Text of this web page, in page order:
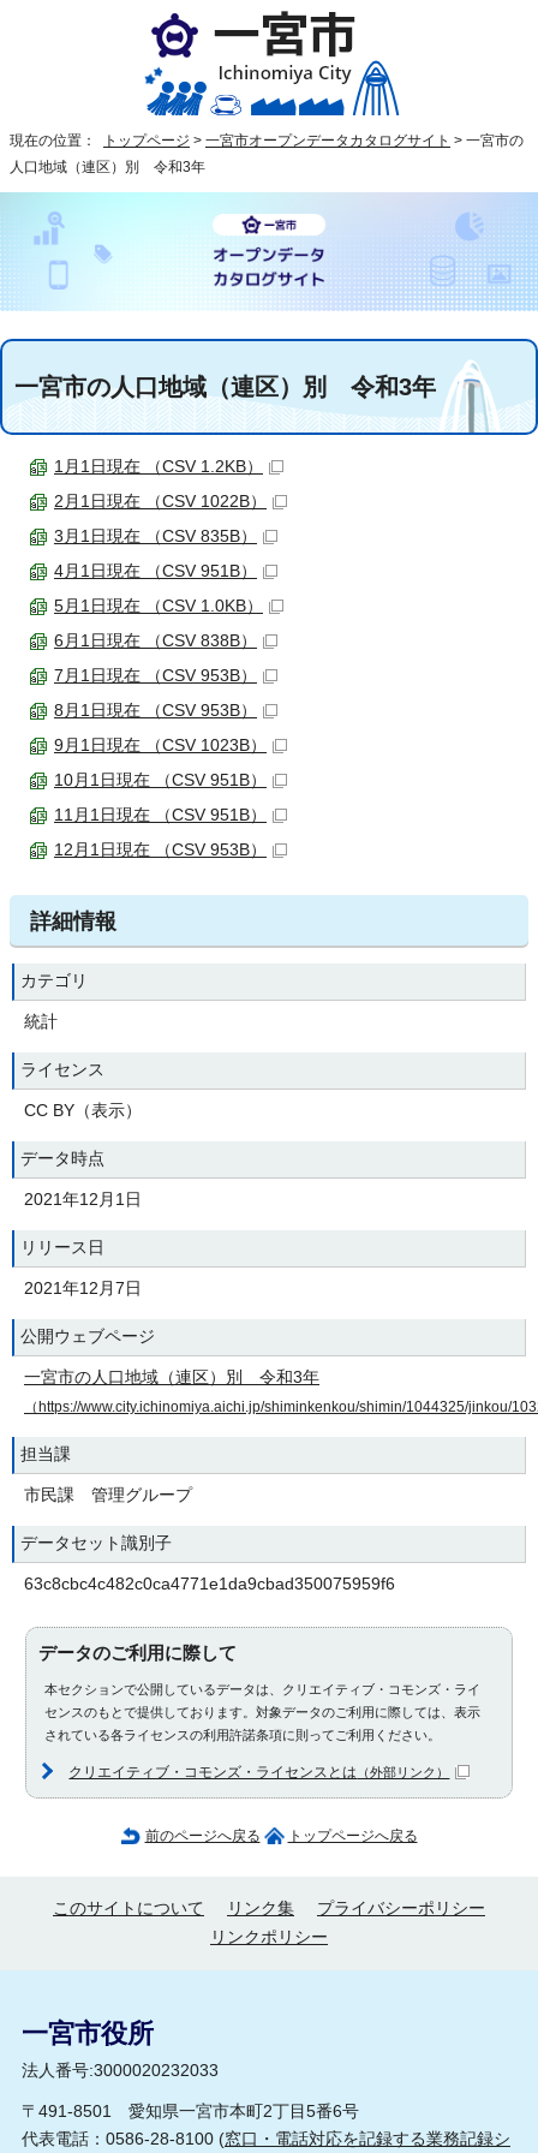
現在の位置： トップページ > 一宮市オープンデータカタログサイト > 一宮市の
人口地域（連区）別 令和3年
一宮市の人口地域（連区）別 令和3年
1月1日現在 （CSV 1.2KB）
2月1日現在 （CSV 1022B）
3月1日現在 （CSV 835B）
4月1日現在 （CSV 951B）
5月1日現在 （CSV 1.0KB）
6月1日現在 （CSV 838B）
7月1日現在 （CSV 953B）
8月1日現在 （CSV 953B）
9月1日現在 （CSV 1023B）
10月1日現在 （CSV 951B）
11月1日現在 （CSV 951B）
12月1日現在 （CSV 953B）
詳細情報
カテゴリ
統計
ライセンス
CC BY（表示）
データ時点
2021年12月1日
リリース日
2021年12月7日
公開ウェブページ
一宮市の人口地域（連区）別 令和3年
（https://www.city.ichinomiya.aichi.jp/shiminkenkou/shimin/1044325/jinkou/
担当課
市民課 管理グループ
データセット識別子
63c8cbc4c482c0ca4771e1da9cbad350075959f6
データのご利用に際して
本セクションで公開しているデータは、クリエイティブ・コモンズ・ライ
センスのもとで提供しております。対象データのご利用に際しては、表示
されている各ライセンスの利用許諾条項に則ってご利用ください。
クリエイティブ・コモンズ・ライセンスとは （外部リンク）
前のページへ戻る トップページへ戻る
このサイトについて リンク集
プライバシーポリシー
リンクポリシー
一宮市役所
法人番号:3000020232033
〒491-8501 愛知県一宮市本町2丁目5番6号
代表電話：0586-28-8100 (窓口・電話対応を記録する業務記録シ